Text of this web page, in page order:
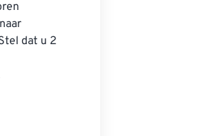
dat u 2